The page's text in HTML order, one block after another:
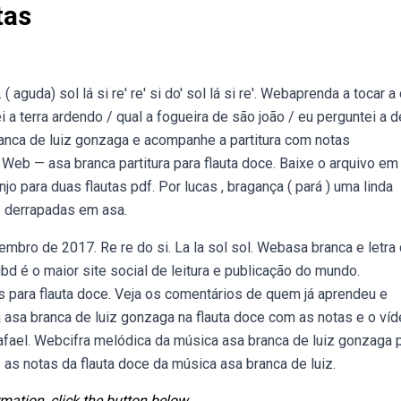
aguda) sol lá si re' re' si do' sol lá si re'. Webaprenda a tocar a
terra ardendo / qual a fogueira de são joão / eu perguntei a
de luiz gonzaga e acompanhe a partitura com notas
— asa branca partitura para flauta doce. Baixe o arquivo
para duas flautas pdf. Por lucas , bragança ( pará ) uma linda
em asa.
de 2017. Re re do si. La la sol sol. Webasa branca e letra
é o maior site social de leitura e publicação do mundo.
flauta doce. Veja os comentários de quem já aprendeu e
branca de luiz gonzaga na flauta doce com as notas e o
Webcifra melódica da música asa branca de luiz gonzaga
notas da flauta doce da música asa branca de luiz.